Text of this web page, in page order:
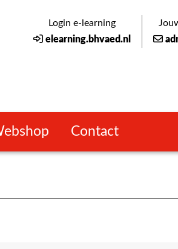
Login e-learning
elearning.bhvaed.nl
Contact